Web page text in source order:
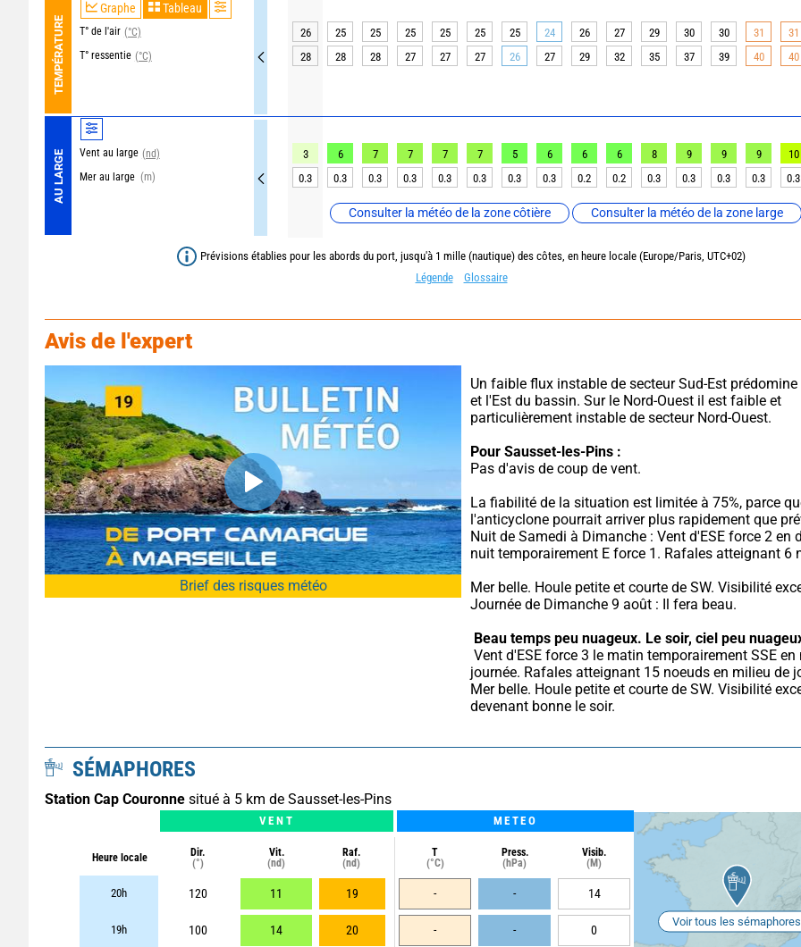
TEMPÉRATURE
Graphe Tableau
T° de l'air (°C)
T° ressentie (°C)
AU LARGE Vent au large (nd)
Mer au large (m)
Consulter la météo de la zone côtière Consulter la météo de la zone large
26 25 25 25 25 25 25 24 26 27 29 30 30 31 31
28
28 28 27 27 27 26 27 29 32 35 37 39 40 40
3 6 7 7 7 7 5 6 6 6 8 9 9 9 10
0.3
0.3 0.3 0.3 0.3 0.3 0.3 0.3 0.2 0.2 0.3 0.3 0.3 0.3 0.3
Prévisions établies pour les abords du port, jusqu'à 1 mille (nautique) des côtes, en heure locale (Europe/Paris, UTC+02)
Légende
Glossaire
Avis de l'expert
Brief des risques météo
Un faible flux instable de secteur Sud-Est prédomine
et l'Est du bassin. Sur le Nord-Ouest il est faible et
particulièrement instable de secteur Nord-Ouest.
Pour Sausset-les-Pins :
Pas d'avis de coup de vent.
La fiabilité de la situation est limitée à 75%, parce
l'anticyclone pourrait arriver plus rapidement que
Nuit de Samedi à Dimanche : Vent d'ESE force 2 en
nuit temporairement E force 1. Rafales atteignant 6
Mer belle. Houle petite et courte de SW. Visibilité
Journée de Dimanche 9 août : Il fera beau.
Beau temps peu nuageux. Le soir, ciel peu
journée. Rafales atteignant 15 noeuds en milieu de
Mer belle. Houle petite et courte de SW. Visibilité
devenant bonne le soir.
SÉMAPHORES
Station Cap Couronne situé à 5 km de Sausset-les-Pins
VENT METEO
Heure locale
Dir.
(°)
Vit.
(nd)
Raf.
(nd)
T
(°C)
Press.
(hPa)
Visib.
(M)
20h 120 11 19 - - 14
19h 100 14 20 - - 0
Voir tous les sémaphores